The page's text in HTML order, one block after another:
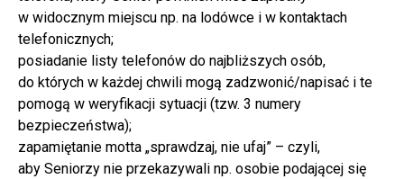
w widocznym miejscu np. na lodówce i w kontaktach
telefonicznych;
posiadanie listy telefonów do najbliższych osób,
do których w każdej chwili mogą zadzwonić/napisać i te
pomogą w weryfikacji sytuacji (tzw. 3 numery
bezpieczeństwa);
zapamiętanie motta „sprawdzaj, nie ufaj” – czyli,
aby Seniorzy nie przekazywali np. osobie podającej się